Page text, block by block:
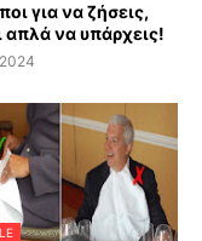
για να ζήσεις,
απλά να υπάρχεις!